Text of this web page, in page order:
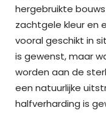
hergebruikte
zachtgele kleur en
vooral geschikt in
is gewenst, maar
worden aan de
een natuurlijke
halfverharding is